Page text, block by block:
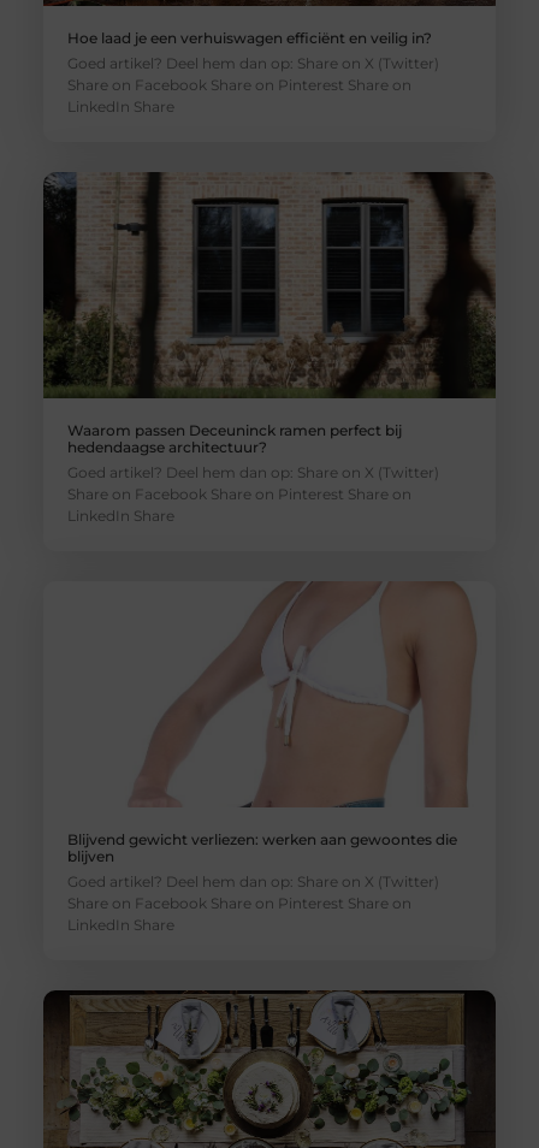
Hoe laad je een verhuiswagen efficiënt en veilig in?
Goed artikel? Deel hem dan op: Share on X (Twitter)
Share on Facebook Share on Pinterest Share on
LinkedIn Share
Waarom passen Deceuninck ramen perfect bij
hedendaagse architectuur?
Goed artikel? Deel hem dan op: Share on X (Twitter)
Share on Facebook Share on Pinterest Share on
LinkedIn Share
Blijvend gewicht verliezen: werken aan gewoontes die
blijven
Goed artikel? Deel hem dan op: Share on X (Twitter)
Share on Facebook Share on Pinterest Share on
LinkedIn Share